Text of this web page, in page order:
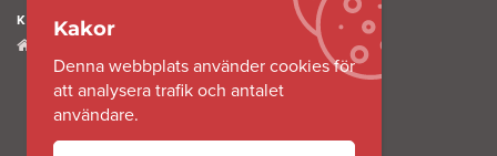
KONTAKTA OSS
791 31 Falun
Kakor
Denna webbplats använder cookies för
att analysera trafik och antalet
användare.